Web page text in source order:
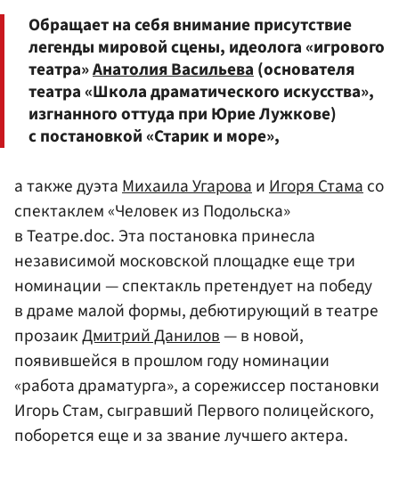
Обращает на себя внимание присутствие
легенды мировой сцены, идеолога «игрового
театра»Анатолия Васильева(основателя
театра «Школа драматического искусства»,
изгнанного оттуда при Юрие Лужкове)
с постановкой «Старик и море»,
а также дуэтаМихаила УгароваиИгоря Стамасо
спектаклем «Человек из Подольска»
в Театре.doc. Эта постановка принесла
независимой московской площадке еще три
номинации — спектакль претендует на победу
в драме малой формы, дебютирующий в театре
прозаикДмитрий Данилов— в новой,
появившейся в прошлом году номинации
«работа драматурга», а сорежиссер постановки
Игорь Стам, сыгравший Первого полицейского,
поборется еще и за звание лучшего актера.